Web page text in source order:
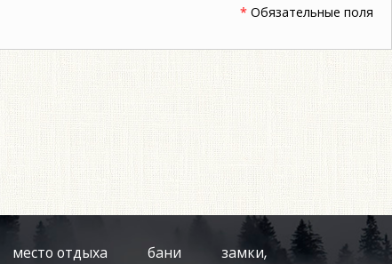
* Обязательные поля
место отдыха бани замки,